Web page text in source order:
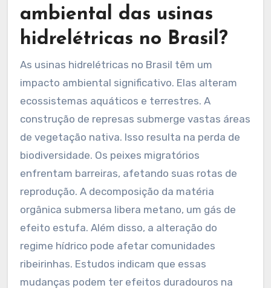
ambiental das usinas
hidrelétricas no Brasil?
As usinas hidrelétricas no Brasil têm um
impacto ambiental significativo. Elas alteram
ecossistemas aquáticos e terrestres. A
construção de represas submerge vastas áreas
de vegetação nativa. Isso resulta na perda de
biodiversidade. Os peixes migratórios
enfrentam barreiras, afetando suas rotas de
reprodução. A decomposição da matéria
orgânica submersa libera metano, um gás de
efeito estufa. Além disso, a alteração do
regime hídrico pode afetar comunidades
ribeirinhas. Estudos indicam que essas
mudanças podem ter efeitos duradouros na